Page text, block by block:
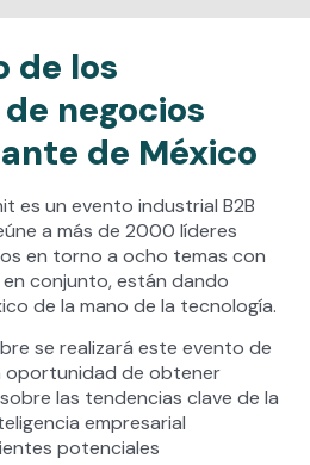
de los
negocios
de México
es un evento industrial B2B
a más de 2000 líderes
en torno a ocho temas con
conjunto, están dando
de la mano de la tecnología.
se realizará este evento de
oportunidad de obtener
las tendencias clave de la
empresarial
potenciales